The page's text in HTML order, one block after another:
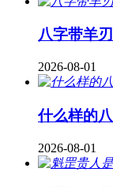
八字带羊
2026-08-01
什么样的
2026-08-01